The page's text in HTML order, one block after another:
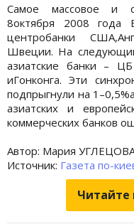
Самое массовое и
8октября 2008 года
центробанки
Швеции. На
азиатские банки –
иГонконга. Эти
подпрыгнули на
азиатских и
коммерческих банков
Автор: Мария
Источник: Газета по-
Читайте